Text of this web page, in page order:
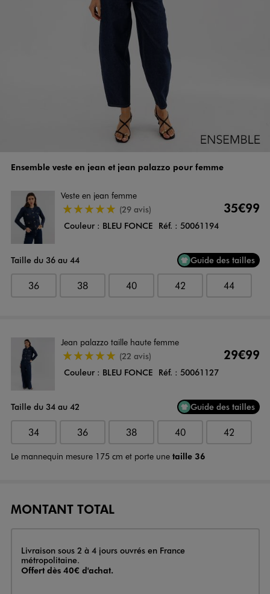
Ensemble veste en jean et jean palazzo pour femme
Veste en jean femme
35€99
4.5/5 de moyenne
(29 avis)
Couleur : BLEU FONCE Réf. : 50061194
Taille du 36 au 44 Guide des tailles
36 38 40 42 44
Jean palazzo taille haute femme
29€99
4.5/5 de moyenne
(22 avis)
Couleur : BLEU FONCE Réf. : 50061127
Taille du 34 au 42 Guide des tailles
34 36 38 40 42
Le mannequin mesure 175 cm et porte une taille 36
MONTANT TOTAL
Livraison
Livraison sous 2 à 4 jours ouvrés en France
métropolitaine.
Offert dès 40€ d'achat.